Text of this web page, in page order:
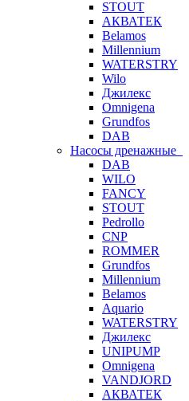
STOUT
АКВАТЕК
Belamos
Millennium
WATERSTRY
Wilo
Джилекс
Omnigena
Grundfos
DAB
Насосы дренажные
DAB
WILO
FANCY
STOUT
Pedrollo
CNP
ROMMER
Grundfos
Millennium
Belamos
Aquario
WATERSTRY
Джилекс
UNIPUMP
Omnigena
VANDJORD
АКВАТЕК